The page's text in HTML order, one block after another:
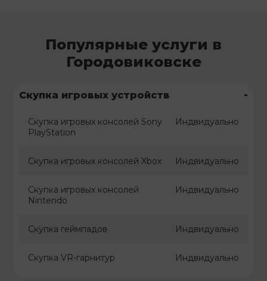
Популярные услуги в
Городовиковске
Скупка игровых устройств -
Скупка игровых консолей Sony
PlayStation
Индвидуально
Скупка игровых консолей Xbox Индвидуально
Скупка игровых консолей
Nintendo
Индвидуально
Скупка геймпадов Индвидуально
Скупка VR-гарнитур Индвидуально